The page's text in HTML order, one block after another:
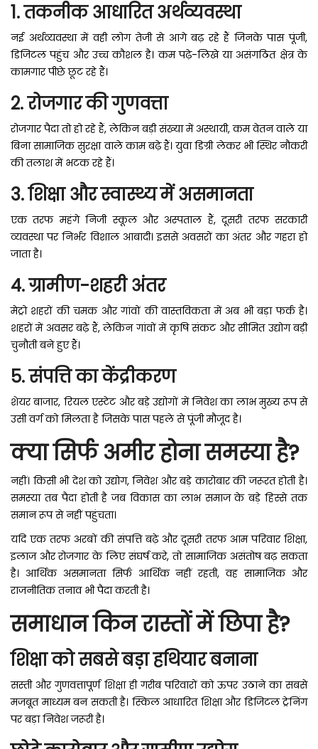
1. तकनीक आधारित अर्थव्यवस्था
नई अर्थव्यवस्था में वही लोग तेजी से आगे बढ़ रहे हैं जिनके पास पूंजी,
डिजिटल पहुंच और उच्च कौशल है। कम पढ़े-लिखे या असंगठित क्षेत्र के
कामगार पीछे छूट रहे हैं।
2. रोजगार की गुणवत्ता
रोजगार पैदा तो हो रहे हैं, लेकिन बड़ी संख्या में अस्थायी, कम वेतन वाले या
बिना सामाजिक सुरक्षा वाले काम बढ़े हैं। युवा डिग्री लेकर भी स्थिर नौकरी
की तलाश में भटक रहे हैं।
3. शिक्षा और स्वास्थ्य में असमानता
एक तरफ महंगे निजी स्कूल और अस्पताल हैं, दूसरी तरफ सरकारी
व्यवस्था पर निर्भर विशाल आबादी। इससे अवसरों का अंतर और गहरा हो
जाता है।
4. ग्रामीण-शहरी अंतर
मेट्रो शहरों की चमक और गांवों की वास्तविकता में अब भी बड़ा फर्क है।
शहरों में अवसर बढ़े हैं, लेकिन गांवों में कृषि संकट और सीमित उद्योग बड़ी
चुनौती बने हुए हैं।
5. संपत्ति का केंद्रीकरण
शेयर बाजार, रियल एस्टेट और बड़े उद्योगों में निवेश का लाभ मुख्य रूप से
उसी वर्ग को मिलता है जिसके पास पहले से पूंजी मौजूद है।
क्या सिर्फ अमीर होना समस्या है?
नहीं। किसी भी देश को उद्योग, निवेश और बड़े कारोबार की जरूरत होती है।
समस्या तब पैदा होती है जब विकास का लाभ समाज के बड़े हिस्से तक
समान रूप से नहीं पहुंचता।
यदि एक तरफ अरबों की संपत्ति बढ़े और दूसरी तरफ आम परिवार शिक्षा,
इलाज और रोजगार के लिए संघर्ष करे, तो सामाजिक असंतोष बढ़ सकता
है। आर्थिक असमानता सिर्फ आर्थिक नहीं रहती, वह सामाजिक और
राजनीतिक तनाव भी पैदा करती है।
समाधान किन रास्तों में छिपा है?
शिक्षा को सबसे बड़ा हथियार बनाना
सस्ती और गुणवत्तापूर्ण शिक्षा ही गरीब परिवारों को ऊपर उठाने का सबसे
मजबूत माध्यम बन सकती है। स्किल आधारित शिक्षा और डिजिटल ट्रेनिंग
पर बड़ा निवेश जरूरी है।